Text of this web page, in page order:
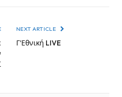
NEXT ARTICLE
Γ’Εθνική LIVE